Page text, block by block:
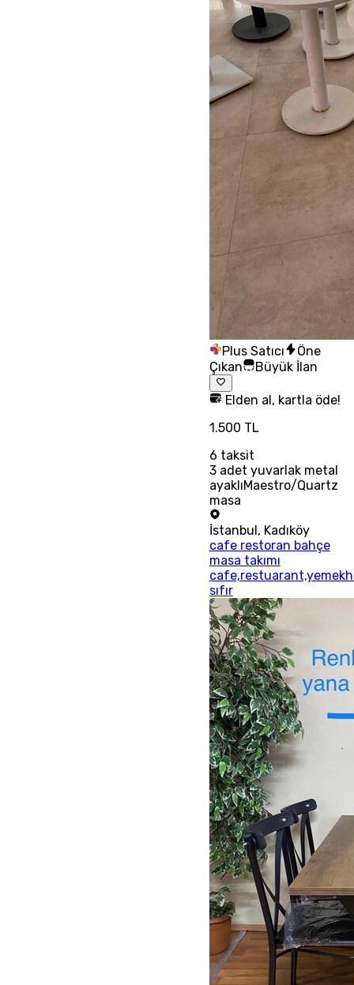
Plus Satıcı
Öne
Çıkan
Büyük İlan
Elden al, kartla öde!
1.500 TL
6 taksit
3 adet yuvarlak metal
ayaklıMaestro/Quartz
masa
İstanbul , Kadıköy
cafe restoran bahçe
masa takımı
sıfır